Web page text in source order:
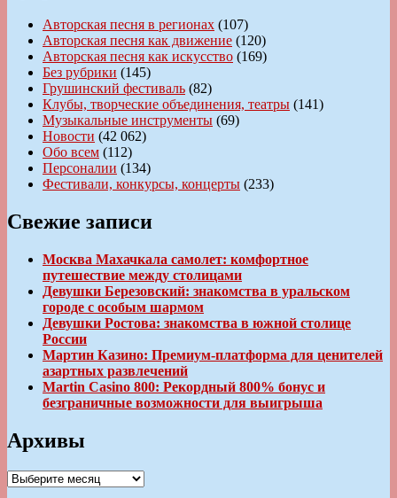
Авторская песня в регионах (107)
Авторская песня как движение (120)
Авторская песня как искусство (169)
Без рубрики (145)
Грушинский фестиваль (82)
Клубы, творческие объединения, театры (141)
Музыкальные инструменты (69)
Новости (42 062)
Обо всем (112)
Персоналии (134)
Фестивали, конкурсы, концерты (233)
Свежие записи
Москва Махачкала самолет: комфортное
путешествие между столицами
Девушки Березовский: знакомства в уральском
городе с особым шармом
Девушки Ростова: знакомства в южной столице
России
Мартин Казино: Премиум-платформа для ценителей
азартных развлечений
Martin Casino 800: Рекордный 800% бонус и
безграничные возможности для выигрыша
Архивы
Архивы